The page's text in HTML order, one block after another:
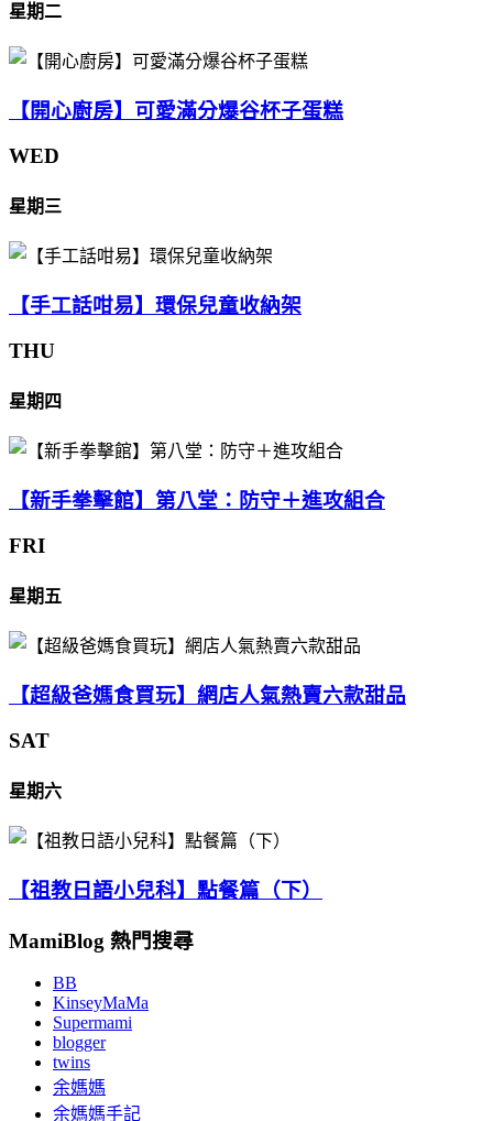
星期二
【開心廚房】可愛滿分爆谷杯子蛋糕
WED
星期三
【手工話咁易】環保兒童收納架
THU
星期四
【新手拳擊館】第八堂：防守＋進攻組合
FRI
星期五
【超級爸媽食買玩】網店人氣熱賣六款甜品
SAT
星期六
【祖教日語小兒科】點餐篇（下）
MamiBlog 熱門搜尋
BB
KinseyMaMa
Supermami
blogger
twins
余媽媽
余媽媽手記